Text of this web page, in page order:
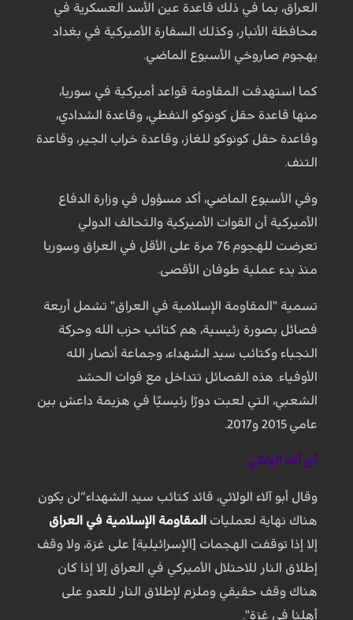
العراق، بما في ذلك قاعدة عين الأسد العسكرية في
محافظة الأنبار، وكذلك السفارة الأميركية في بغداد
بهجوم صاروخي الأسبوع الماضي.
كما استهدفت المقاومة قواعد أميركية في سوريا،
منها قاعدة حقل كونوكو النفطي، وقاعدة الشدادي،
وقاعدة حقل كونوكو للغاز، وقاعدة خراب الجير، وقاعدة
التنف.
وفي الأسبوع الماضي، أكد مسؤول في وزارة الدفاع
الأميركية أن القوات الأميركية والتحالف الدولي
تعرضت للهجوم 76 مرة على الأقل في العراق وسوريا
منذ بدء عملية طوفان الأقصى.
تسمية "المقاومة الإسلامية في العراق" تشمل أربعة
فصائل بصورة رئيسية، هم كتائب حزب الله وحركة
النجباء وكتائب سيد الشهداء، وجماعة أنصار الله
الأوفياء. هذه الفصائل تتداخل مع قوات الحشد
الشعبي، التي لعبت دورًا رئيسيًا في هزيمة داعش بين
عامي 2015 و2017.
أبو آلاء الولائي
وقال أبو آلاء الولائي، قائد كتائب سيد الشهداء“لن يكون
هناك نهاية لعمليات المقاومة الإسلامية في العراق
إلا إذا توقفت الهجمات [الإسرائيلية] على غزة، ولا وقف
إطلاق النار للاحتلال الأميركي في العراق إلا إذا كان
هناك وقف حقيقي وملزم لإطلاق النار للعدو على
أهلنا في غزة".